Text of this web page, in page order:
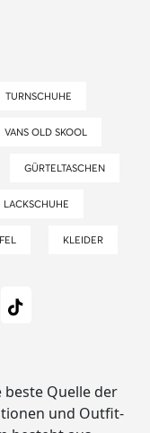
TURNSCHUHE
VANS OLD SKOOL
GÜRTELTASCHEN
LACKSCHUHE
KLEIDER
Quelle der
und Outfit-